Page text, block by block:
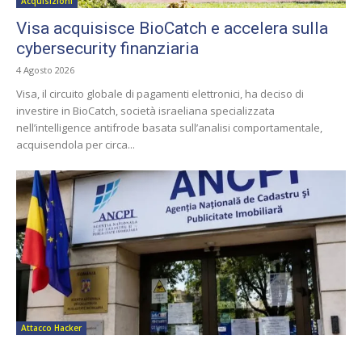
Visa acquisisce BioCatch e accelera sulla
cybersecurity finanziaria
4 Agosto 2026
Visa, il circuito globale di pagamenti elettronici, ha deciso di
investire in BioCatch, società israeliana specializzata
nell’intelligence antifrode basata sull’analisi comportamentale,
acquisendola per circa...
Attacco Hacker